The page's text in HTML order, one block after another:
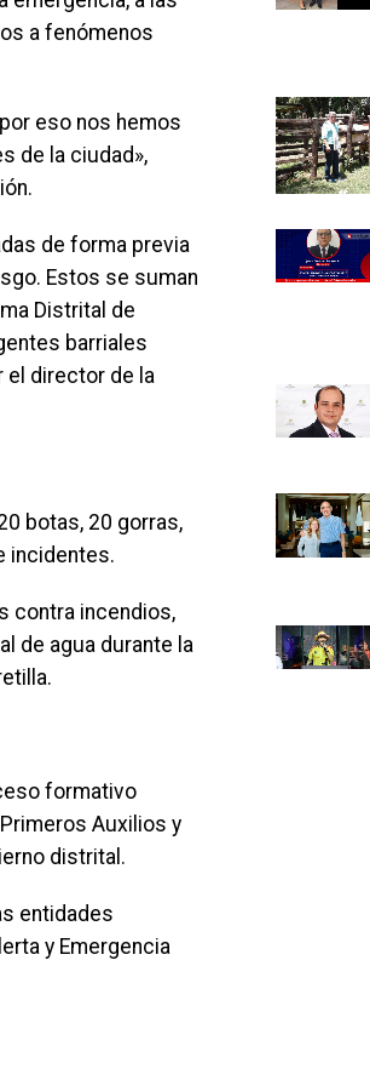
a fenómenos
eso nos hemos
de la ciudad»,
de forma previa
Estos se suman
Distrital de
barriales
el director de la
botas, 20 gorras,
incidentes.
contra incendios,
de agua durante la
formativo
Auxilios y
distrital.
entidades
y Emergencia